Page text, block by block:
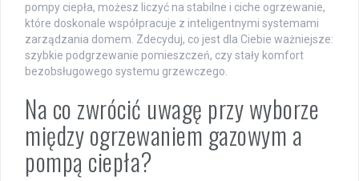
pompy ciepła, możesz liczyć na stabilne i ciche ogrzewanie,
które doskonale współpracuje z inteligentnymi systemami
zarządzania domem. Zdecyduj, co jest dla Ciebie ważniejsze:
szybkie podgrzewanie pomieszczeń, czy stały komfort
bezobsługowego systemu grzewczego.
Na co zwrócić uwagę przy wyborze
między ogrzewaniem gazowym a
pompą ciepła?